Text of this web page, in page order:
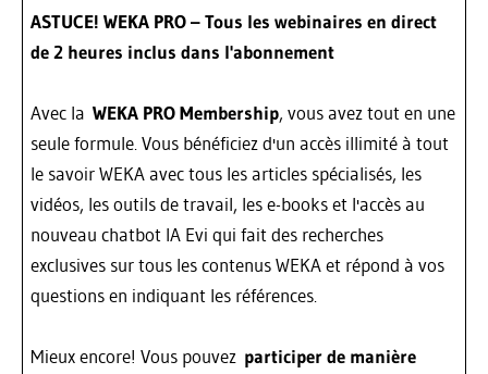
ASTUCE! WEKA PRO – Tous les webinaires en direct
de 2 heures inclus dans l'abonnement
Avec la WEKA PRO Membership, vous avez tout en une
seule formule. Vous bénéficiez d'un accès illimité à tout
le savoir WEKA avec tous les articles spécialisés, les
vidéos, les outils de travail, les e-books et l'accès au
nouveau chatbot IA Evi qui fait des recherches
exclusives sur tous les contenus WEKA et répond à vos
questions en indiquant les références.
Mieux encore! Vous pouvez participer de manière